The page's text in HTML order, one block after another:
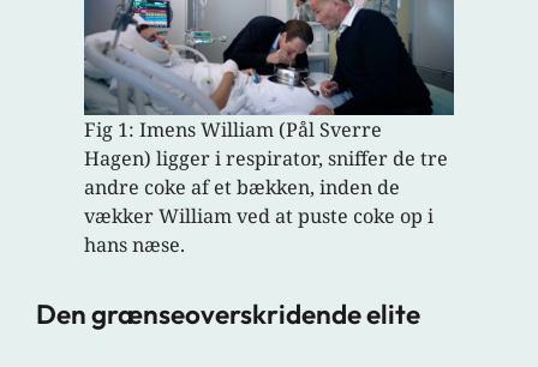
Fig 1: Imens William (Pål Sverre
Hagen) ligger i respirator, sniffer de tre
andre coke af et bækken, inden de
vækker William ved at puste coke op i
hans næse.
Den grænseoverskridende elite